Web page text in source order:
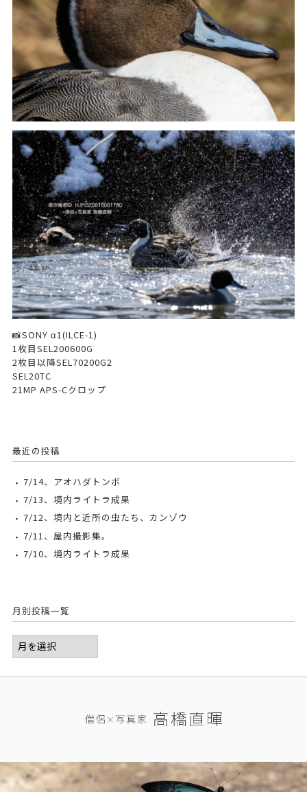
📸SONY α1(ILCE-1)
1枚目SEL200600G
2枚目以降SEL70200G2
SEL20TC
21MP APS-Cクロップ
最近の投稿
7/14、アオハダトンボ
7/13、境内ライトラ成果
7/12、境内と近所の虫たち、カンゾウ
7/11、屋内撮影集。
7/10、境内ライトラ成果
月別投稿一覧